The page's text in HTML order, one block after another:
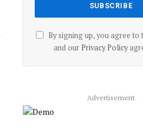
By signing up, you agree to
and our Privacy Policy
Advertisement